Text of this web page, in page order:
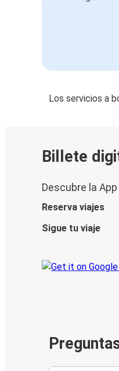
Los servicios a
Billete
Descubre la App
Reserva viajes
Sigue tu viaje